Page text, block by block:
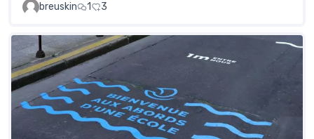
breuskin 1 3